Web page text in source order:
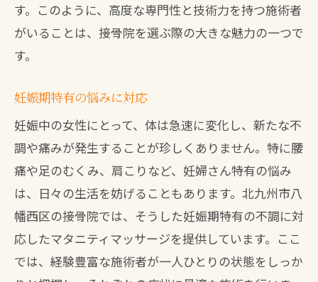
す。このように、高度な専門性と技術力を持つ施術者
がいることは、接骨院を選ぶ際の大きな魅力の一つで
す。
妊娠期特有の悩みに対応
妊娠中の女性にとって、体は急速に変化し、新たな不
調や痛みが発生することが珍しくありません。特に腰
痛や足のむくみ、肩こりなど、妊婦さん特有の悩み
は、日々の生活を妨げることもあります。北九州市八
幡西区の接骨院では、そうした妊娠期特有の不調に対
応したマタニティマッサージを提供しています。ここ
では、経験豊富な施術者が一人ひとりの状態をしっか